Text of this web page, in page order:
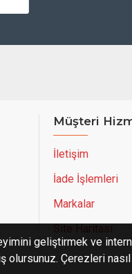
Müşteri
İletişim
İade İşlemleri
Markalar
geliştirmek ve
olursunuz. Çerezleri